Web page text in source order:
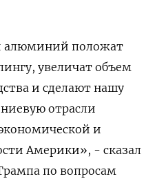
алюминий положат
увеличат объем
и сделают нашу
отрасли
и
Америки», - сказал
по вопросам